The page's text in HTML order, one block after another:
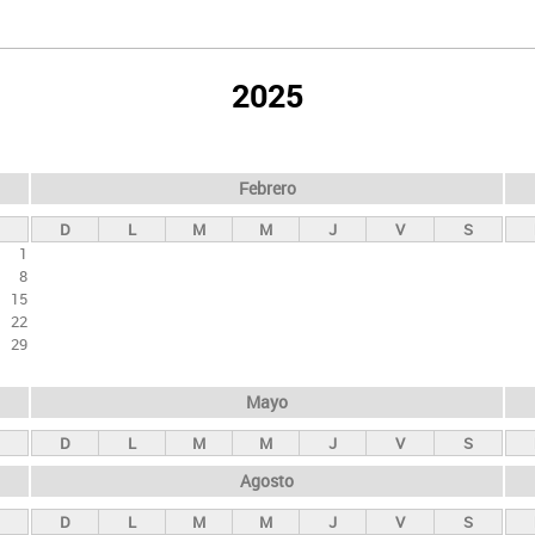
2025
1
8
15
22
29
Febrero
D L M M J V S
Mayo
D L M M J V S
Agosto
D L M M J V S